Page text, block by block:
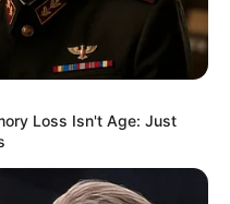
Loss Isn't Age: Just